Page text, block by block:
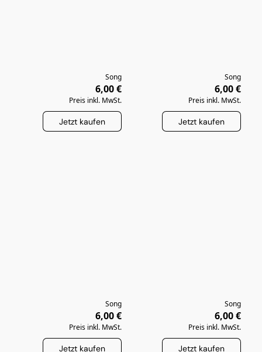
Song
6,00 €
Preis inkl. MwSt.
Jetzt kaufen
Song
6,00 €
Preis inkl. MwSt.
Jetzt kaufen
Song
6,00 €
Preis inkl. MwSt.
Jetzt kaufen
Song
6,00 €
Preis inkl. MwSt.
Jetzt kaufen